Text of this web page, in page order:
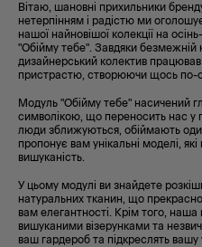
Вітаю, шановні прихильники
нетерпінням і радістю ми
нашої найновішої колекції на
"Обійму тебе". Завдяки
дизайнерський колектив
пристрастю, створюючи щось
Модуль "Обійму тебе" насичений
символікою, що переносить нас у
люди зближуються, обіймають
пропонує вам унікальні моделі,
вишуканість.
У цьому модулі ви знайдете
натуральних тканин, що
вам елегантності. Крім того,
вишуканими візерунками та
ваш гардероб та підкреслять вашу